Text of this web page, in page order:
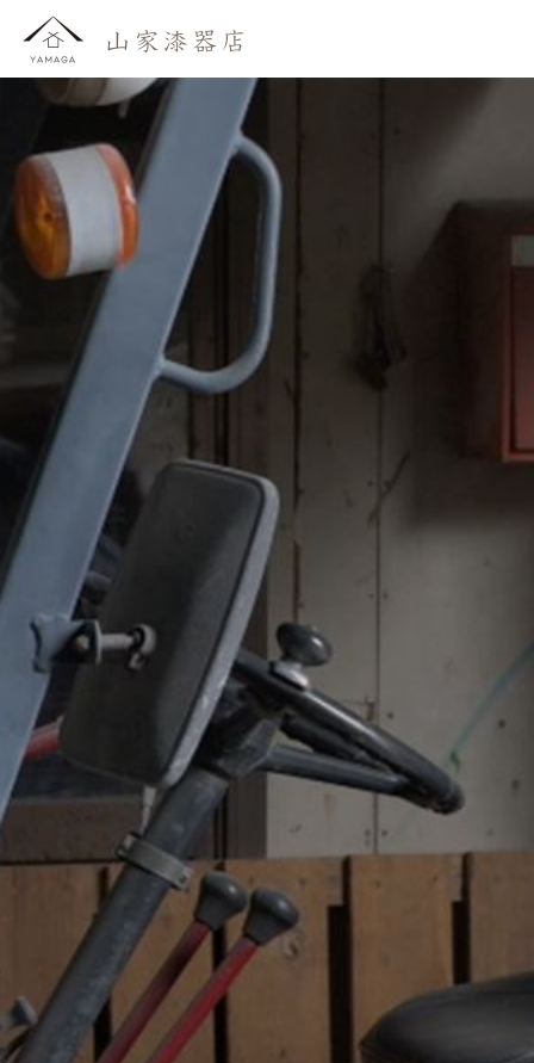
おしらせ
わたしたち
かいもの
よみもの
おといあわせ
ご利用ガイド